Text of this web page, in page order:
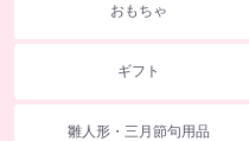
おもちゃ
ギフト
雛人形・三月節句用品